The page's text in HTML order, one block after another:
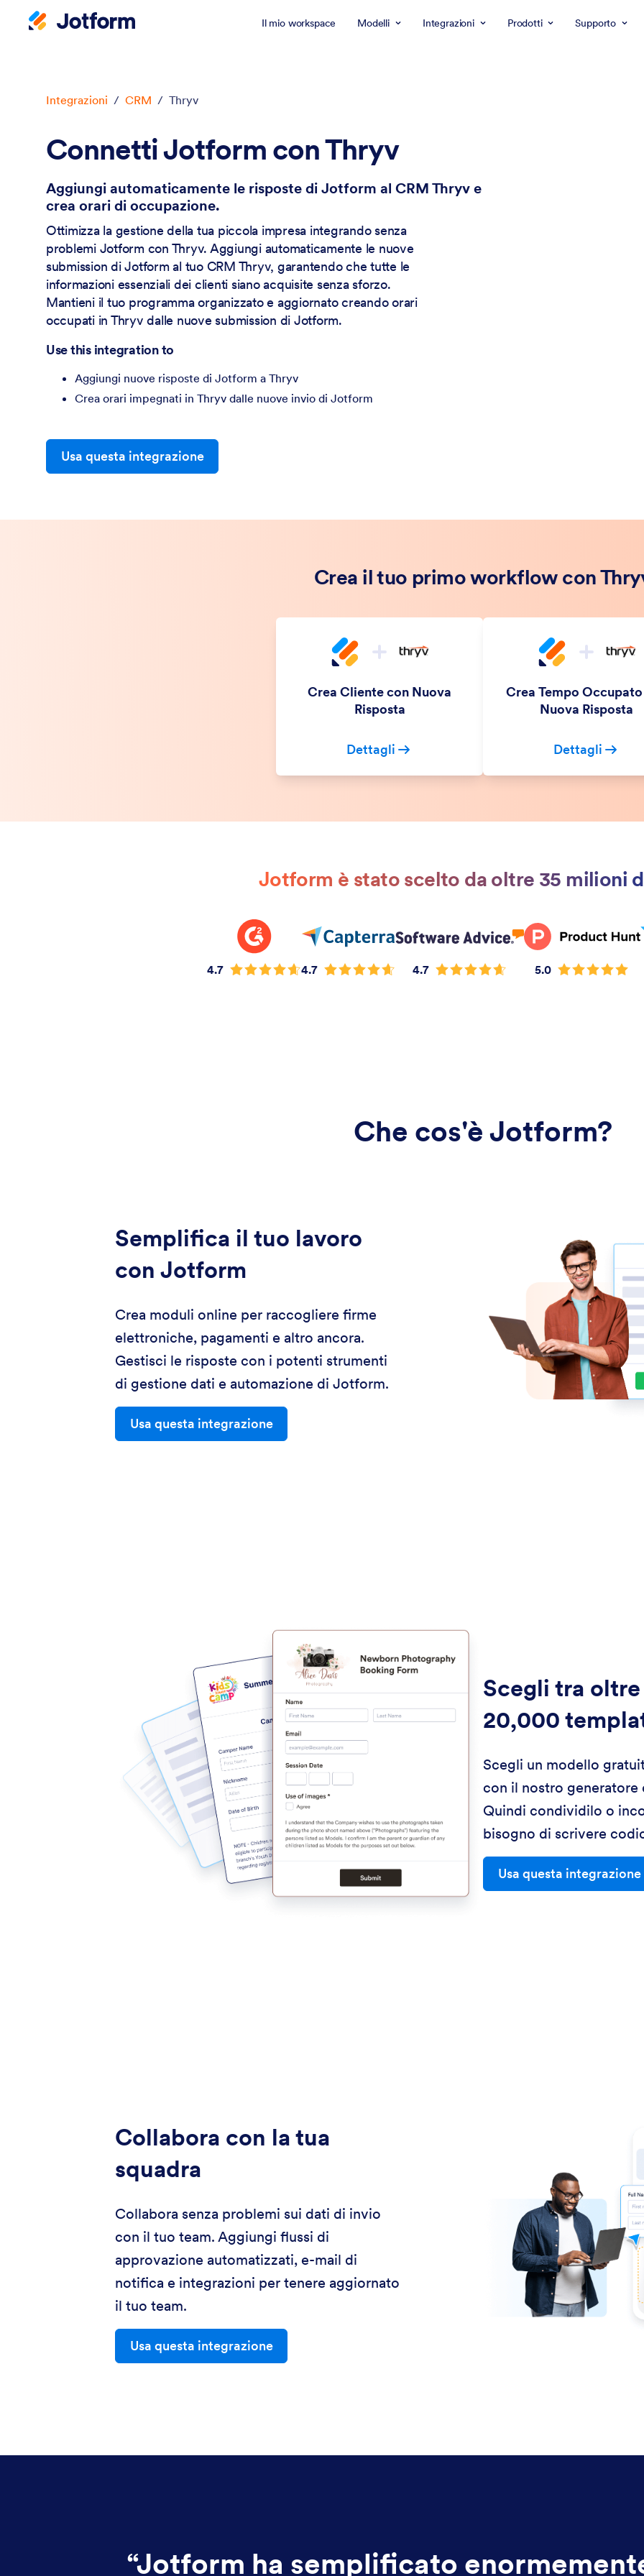
Il mio workspace Modelli Integrazioni Prodotti Supporto
Integrazioni / CRM / Thryv
Connetti Jotform con Thryv
Aggiungi automaticamente le risposte di Jotform al CRM Thryv e
crea orari di occupazione.
Ottimizza la gestione della tua piccola impresa integrando senza
problemi Jotform con Thryv. Aggiungi automaticamente le nuove
submission di Jotform al tuo CRM Thryv, garantendo che tutte le
informazioni essenziali dei clienti siano acquisite senza sforzo.
Mantieni il tuo programma organizzato e aggiornato creando orari
occupati in Thryv dalle nuove submission di Jotform.
Use this integration to
Aggiungi nuove risposte di Jotform a Thryv
Crea orari impegnati in Thryv dalle nuove invio di Jotform
Usa questa integrazione
Crea il tuo primo workflow con
Crea Cliente con Nuova
Risposta
Dettagli
Crea Tempo
Nuova Risposta
Dettagli
Jotform è stato scelto da oltre 35 milioni
4.7 4.7 4.7 5.0
Che cos'è Jotform?
Semplifica il tuo lavoro
con Jotform
Crea moduli online per raccogliere firme
elettroniche, pagamenti e altro ancora.
Gestisci le risposte con i potenti strumenti
di gestione dati e automazione di Jotform.
Usa questa integrazione
Scegli tra oltre
20,000
Scegli un modello
con il nostro
Quindi condividilo o
bisogno di scrivere
Usa questa integrazione
Collabora con la tua
squadra
Collabora senza problemi sui dati di invio
con il tuo team. Aggiungi flussi di
approvazione automatizzati, e-mail di
notifica e integrazioni per tenere aggiornato
il tuo team.
Usa questa integrazione
“Jotform ha semplificato